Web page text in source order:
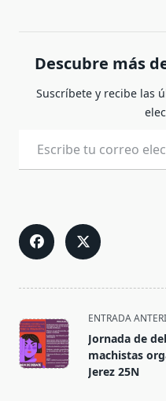
Descubre más
Suscríbete y recibe las
<span
class="nav-
subtitle
screen-
ENTRADA
Jornada de
machistas
Jerez 25N